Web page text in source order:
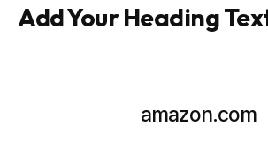
Add Your Heading
amazon.com